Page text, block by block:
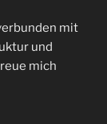
mit
und
mich